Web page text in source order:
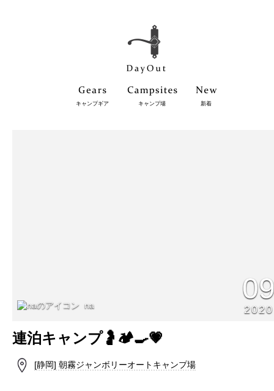
キャンプギア キャンプ場 新着
na 2020
連泊キャンプ🤰🏕🍳💗
[静岡] 朝霧ジャンボリーオートキャンプ場